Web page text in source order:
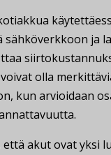
sähköverkkoon ja
olla
kun arvioidaan
akut ovat yksi